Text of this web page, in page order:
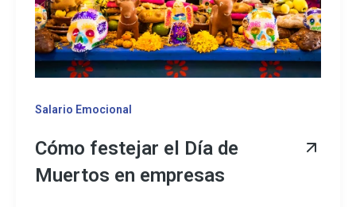
Salario Emocional
Cómo festejar el Día de
Muertos en empresas